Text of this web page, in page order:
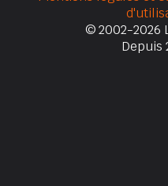
© 2002-2026
Depuis